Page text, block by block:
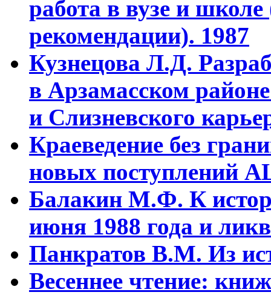
работа в вузе и
рекомендации). 1987
Кузнецова Л.Д.
в Арзамасском
и Слизневского
Краеведение без
новых поступлений
Балакин М.Ф. К
июня 1988 года и
Панкратов В.М. Из
Весеннее чтение: